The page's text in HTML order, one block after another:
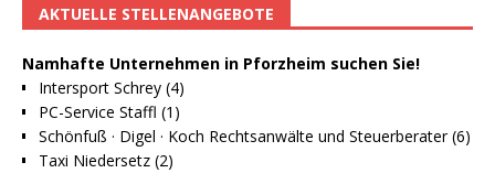
AKTUELLE STELLENANGEBOTE
Namhafte Unternehmen in Pforzheim suchen Sie!
Intersport Schrey (4)
PC-Service Staffl (1)
Schönfuß · Digel · Koch Rechtsanwälte und Steuerberater (6)
Taxi Niedersetz (2)